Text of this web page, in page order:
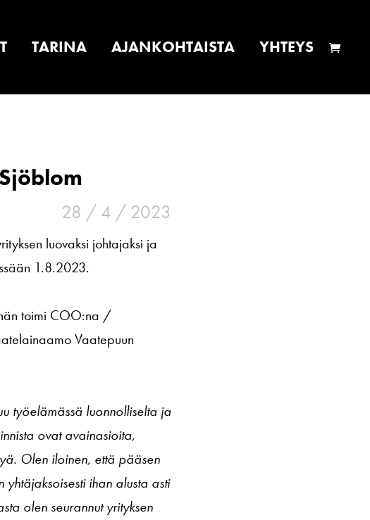
TARINA AJANKOHTAISTA YHTEYS
28 / 4 / 2023
luovaksi johtajaksi ja
1.8.2023.
toimi COO:na /
Vaatepuun
työelämässä luonnolliselta ja
ovat avainasioita,
Olen iloinen, että pääsen
ihan alusta asti
olen seurannut yrityksen